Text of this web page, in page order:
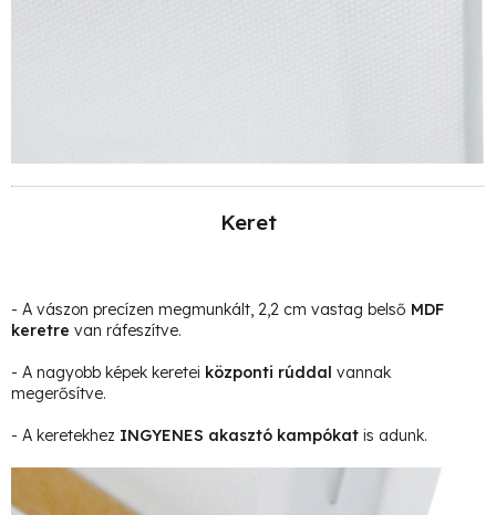
Keret
- A vászon precízen megmunkált, 2,2 cm vastag belső MDF
keretre van ráfeszítve.
- A nagyobb képek keretei központi rúddal vannak
megerősítve.
- A keretekhez INGYENES akasztó kampókat is adunk.